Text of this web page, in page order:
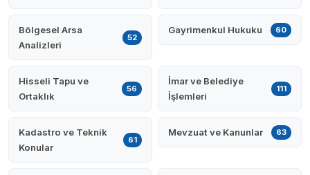
Bölgesel Arsa
Analizleri
52
Gayrimenkul Hukuku 60
Hisseli Tapu ve
Ortaklık
56
İmar ve Belediye
İşlemleri
111
Kadastro ve Teknik
Konular
61
Mevzuat ve Kanunlar 63